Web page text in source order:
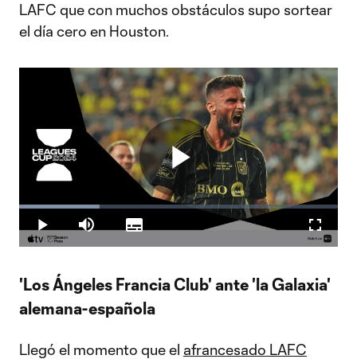
LAFC que con muchos obstáculos supo sortear
el día cero en Houston.
Play
Video
Play Mute
Loaded:
25.30%
Subtitles
'Los Ángeles Francia Club' ante 'la Galaxia'
alemana-española
Llegó el momento que el afrancesado LAFC